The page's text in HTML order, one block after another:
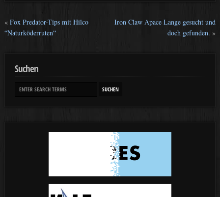
« Fox Predator-Tips mit Hilco
“Naturköderruten“
Iron Claw Apace Lange gesucht und
doch gefunden. »
Suchen